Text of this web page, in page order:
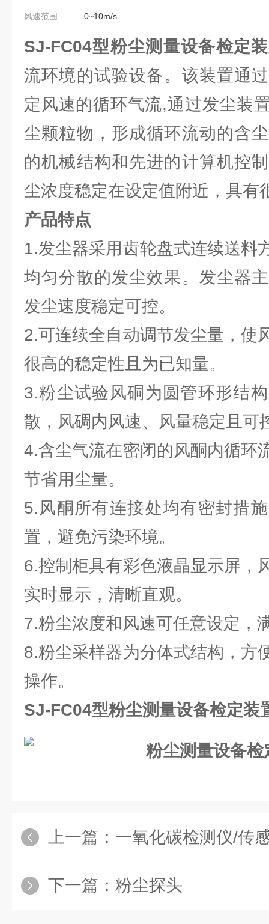
风速范围 0~10m/s
SJ-FC04型粉尘测量设备检定
流环境的试验设备。该装置通
定风速的循环气流,通过发尘装
尘颗粒物，形成循环流动的含
的机械结构和先进的计算机控
尘浓度稳定在设定值附近，具有
产品特点
1.发尘器采用齿轮盘式连续送料
均匀分散的发尘效果。发尘器
发尘速度稳定可控。
2.可连续全自动调节发尘量，使
很高的稳定性且为已知量。
3.粉尘试验风硐为圆管环形结
散，风碉内风速、风量稳定且可
4.含尘气流在密闭的风酮内循环
节省用尘量。
5.风酮所有连接处均有密封措
置，避免污染环境。
6.控制柜具有彩色液晶显示屏，
实时显示，清晰直观。
7.粉尘浓度和风速可任意设定，
8.粉尘采样器为分体式结构，方
操作。
SJ-FC04型粉尘测量设备检定装
上一篇： 一氧化碳检测仪/传
下一篇： 粉尘探头